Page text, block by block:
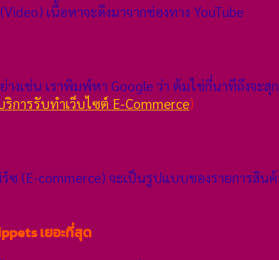
เนื้อหาจะดึงมาจากช่องทาง YouTube
งเช่น เราพิมพ์หา Google ว่า ต้มไข่กี่นาทีถึงจะ
ริการรับทำเว็บไซต์ E-Commerce)
ซ (E-commerce) จะเป็นรูปแบบของรายการสิน
เยอะที่สุด